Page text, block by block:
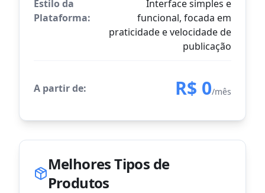
Estilo da
Plataforma:
Interface simples e
funcional, focada em
praticidade e velocidade de
publicação
A partir de: R$ 0/mês
Melhores Tipos de
Produtos